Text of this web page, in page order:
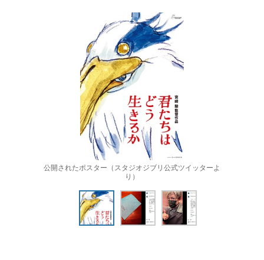
公開されたポスター（スタジオジブリ公式ツイッターよ
り）